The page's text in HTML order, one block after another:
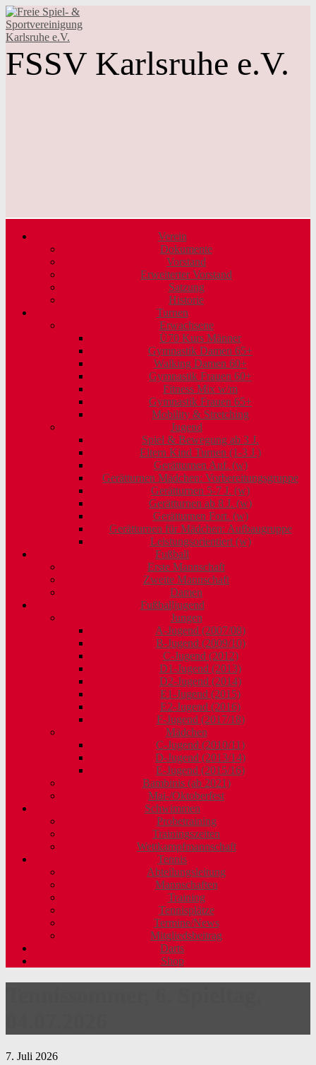
FSSV Karlsruhe e.V.
Verein
Dokumente
Vorstand
Erweiterter Vorstand
Satzung
Historie
Turnen
Erwachsene
Ü70 Kurs Männer
Gymnastik Damen 65+
Walking Damen 60+
Gymnastik Frauen 60+
Fitness Mix w/m
Gymnastik Frauen 65+
Mobility & Stretching
Jugend
Spiel & Bewegung ab 3 J.
Eltern Kind Turnen (1-3 J.)
Gerätturnen Anf. (w)
Gerätturnen Mädchen: Vorbereitungsgruppe
Gerätturnen 5-7 J. (w)
Gerätturnen ab 8 J. (w)
Gerätturnen Fort. (w)
Gerätturnen für Mädchen: Aufbaugruppe
Leistungsorientiert (w)
Fußball
Erste Mannschaft
Zweite Mannschaft
Damen
Fußballjugend
Jungen
A-Jugend (2007/08)
B-Jugend (2009/10)
C-Jugend (2012)
D1-Jugend (2013)
D2-Jugend (2014)
E1-Jugend (2015)
E2-Jugend (2016)
F-Jugend (2017/18)
Mädchen
C-Jugend (2010/11)
D-Jugend (2013/14)
E-Jugend (2015/16)
Bambinis (ab 2021)
Mai-/Oktoberfest
Schwimmen
Probetraining
Trainingszeiten
Wettkampfmannschaft
Tennis
Abteilungsleitung
Mannschaften
Training
Tennisplätze
Termine/News
Mitgliedsbeitrag
Darts
Shop
7. Juli 2026